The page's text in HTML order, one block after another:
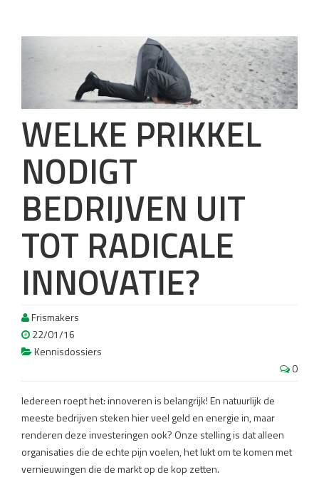
WELKE PRIKKEL
NODIGT
BEDRIJVEN UIT
TOT RADICALE
INNOVATIE?
Frismakers
22/01/16
Kennisdossiers
0
Iedereen roept het: innoveren is belangrijk! En natuurlijk de
meeste bedrijven steken hier veel geld en energie in, maar
renderen deze investeringen ook? Onze stelling is dat alleen
organisaties die de echte pijn voelen, het lukt om te komen met
vernieuwingen die de markt op de kop zetten.